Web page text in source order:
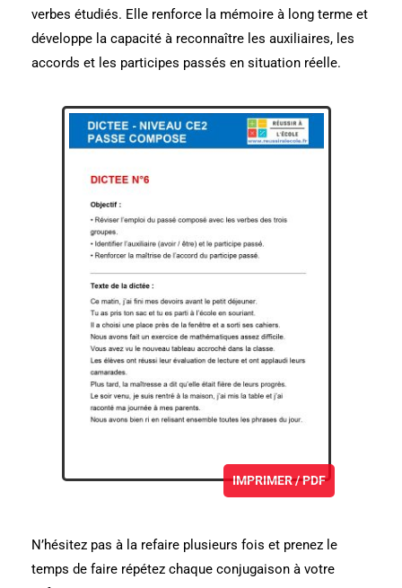
verbes étudiés. Elle renforce la mémoire à long terme et
développe la capacité à reconnaître les auxiliaires, les
accords et les participes passés en situation réelle.
IMPRIMER / PDF
N’hésitez pas à la refaire plusieurs fois et prenez le
temps de faire répétez chaque conjugaison à votre